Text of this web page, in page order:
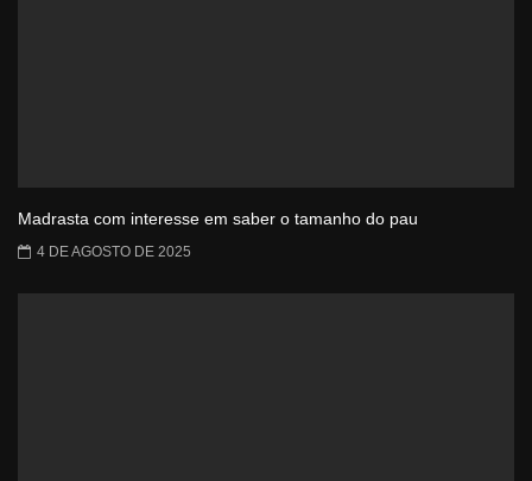
Madrasta com interesse em saber o tamanho do pau
4 DE AGOSTO DE 2025